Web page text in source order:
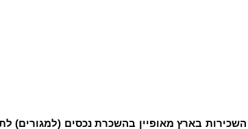
בארץ מאופיין בהשכרת נכסים (למגורים)